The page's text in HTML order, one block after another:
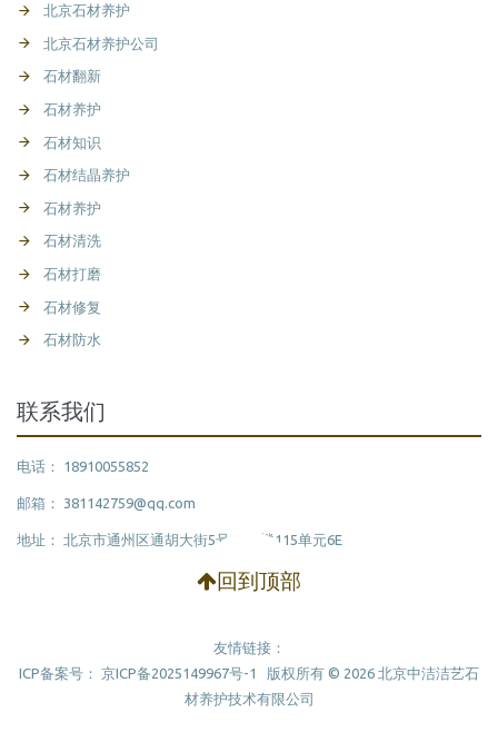
北京石材养护
北京石材养护公司
石材翻新
石材养护
石材知识
石材结晶养护
石材养护
石材清洗
石材打磨
石材修复
石材防水
联系我们
电话： 18910055852
邮箱： 381142759@qq.com
地址： 北京市通州区通胡大街5号15号楼115单元6E
回到顶部
友情链接：
ICP备案号： 京ICP备2025149967号-1 版权所有 © 2026 北京中洁洁艺石
材养护技术有限公司